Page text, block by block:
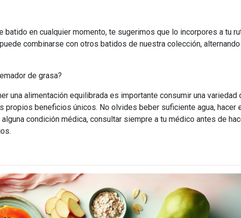
batido en cualquier momento, te sugerimos que lo incorpores a tu
combinarse con otros batidos de nuestra colección,
de grasa?
una alimentación equilibrada es importante consumir una variedad
propios beneficios únicos. No olvides beber suficiente agua, hacer
condición médica, consultar siempre a tu médico antes de